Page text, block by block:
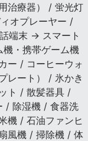
治療器） / 蛍光灯
オプレーヤー /
端末 → スマート
・携帯ゲーム機
ー / コーヒーウォ
レート） / 氷かき
ト / 散髪器具 /
/ 除湿機 / 食器洗
機 / 石油ファンヒ
風機 / 掃除機 / 体